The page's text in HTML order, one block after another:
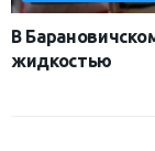
В
жидкостью